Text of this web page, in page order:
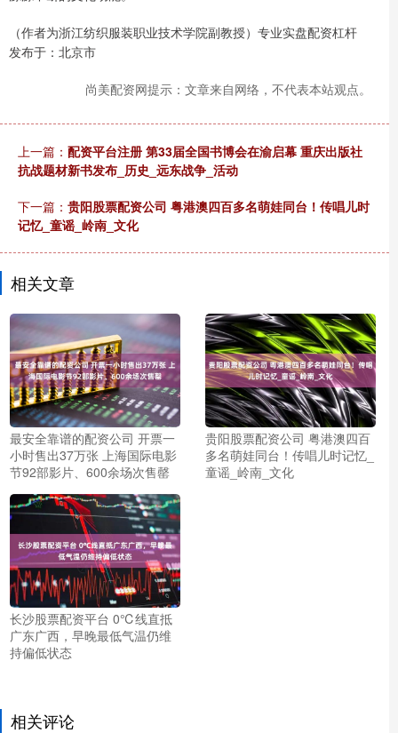
（作者为浙江纺织服装职业技术学院副教授）专业实盘配资杠杆
发布于：北京市
尚美配资网提示：文章来自网络，不代表本站观点。
上一篇： 配资平台注册 第33届全国书博会在渝启幕 重庆出版社
抗战题材新书发布_历史_远东战争_活动
下一篇： 贵阳股票配资公司 粤港澳四百多名萌娃同台！传唱儿时
记忆_童谣_岭南_文化
相关文章
最安全靠谱的配资公司 开票一
小时售出37万张 上海国际电影
节92部影片、600余场次售罄
贵阳股票配资公司 粤港澳四百
多名萌娃同台！传唱儿时记忆_
童谣_岭南_文化
长沙股票配资平台 0℃线直抵
广东广西，早晚最低气温仍维
持偏低状态
相关评论